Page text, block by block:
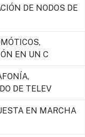
DE NODOS DE
EN UN C
DE TELEV
EN MARCHA